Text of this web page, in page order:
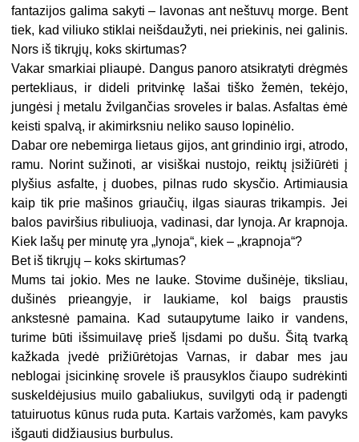
fantazijos galima sakyti – lavonas ant neštuvų morge. Bent
tiek, kad viliuko stiklai neišdaužyti, nei priekinis, nei galinis.
Nors iš tikrųjų, koks skirtumas?
Vakar smarkiai pliaupė. Dangus panoro atsikratyti drėgmės
pertekliaus, ir dideli pritvinkę lašai tiško žemėn, tekėjo,
jungėsi į metalu žvilgančias sroveles ir balas. Asfaltas ėmė
keisti spalvą, ir akimirksniu neliko sauso lopinėlio.
Dabar ore nebemirga lietaus gijos, ant grindinio irgi, atrodo,
ramu. Norint sužinoti, ar visiškai nustojo, reiktų įsižiūrėti į
plyšius asfalte, į duobes, pilnas rudo skysčio. Artimiausia
kaip tik prie mašinos griaučių, ilgas siauras trikampis. Jei
balos paviršius ribuliuoja, vadinasi, dar lynoja. Ar krapnoja.
Kiek lašų per minutę yra „lynoja“, kiek – „krapnoja“?
Bet iš tikrųjų – koks skirtumas?
Mums tai jokio. Mes ne lauke. Stovime dušinėje, tiksliau,
dušinės prieangyje, ir laukiame, kol baigs praustis
ankstesnė pamaina. Kad sutaupytume laiko ir vandens,
turime būti išsimuilavę prieš lįsdami po dušu. Šitą tvarką
kažkada įvedė prižiūrėtojas Varnas, ir dabar mes jau
neblogai įsicinkinę srovele iš prausyklos čiaupo sudrėkinti
suskeldėjusius muilo gabaliukus, suvilgyti odą ir padengti
tatuiruotus kūnus ruda puta. Kartais varžomės, kam pavyks
išgauti didžiausius burbulus.